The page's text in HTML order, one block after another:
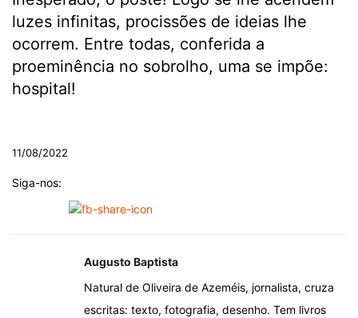
luzes infinitas, procissões de ideias lhe
ocorrem. Entre todas, conferida a
proeminência no sobrolho, uma se impõe:
hospital!
11/08/2022
Siga-nos:
Augusto Baptista
Natural de Oliveira de Azeméis, jornalista, cruza
escritas: texto, fotografia, desenho. Tem livros